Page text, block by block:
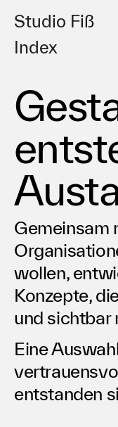
Studio Fiß
Index
Gemeinsam
wollen,
Konzepte,
und sichtbar
Eine
entstanden